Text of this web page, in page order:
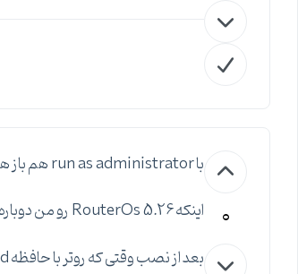
0
با run as administrator هم باز همون Error رو میده.
اینکه RouterOs 5.26 رو من دوباره نصب کردم می تونه مشکل از این باشه؟